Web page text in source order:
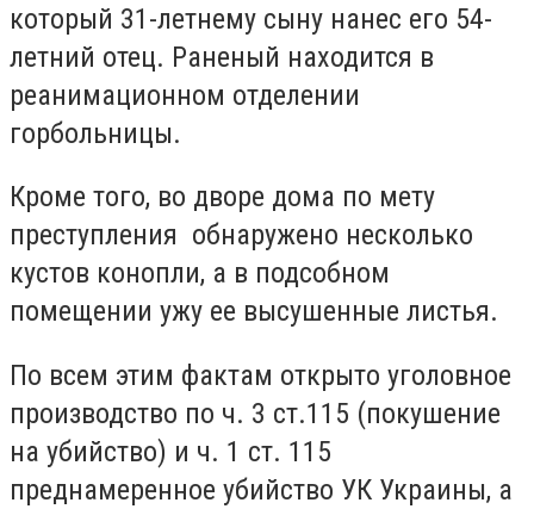
который 31-летнему сыну нанес его 54-
летний отец. Раненый находится в
реанимационном отделении
горбольницы.
Кроме того, во дворе дома по мету
преступления обнаружено несколько
кустов конопли, а в подсобном
помещении ужу ее высушенные листья.
По всем этим фактам открыто уголовное
производство по ч. 3 ст.115 (покушение
на убийство) и ч. 1 ст. 115
преднамеренное убийство УК Украины, а